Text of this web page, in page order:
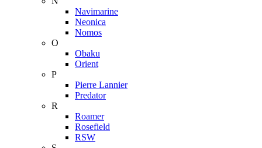
Navimarine
Neonica
Nomos
O
Obaku
Orient
P
Pierre Lannier
Predator
R
Roamer
Rosefield
RSW